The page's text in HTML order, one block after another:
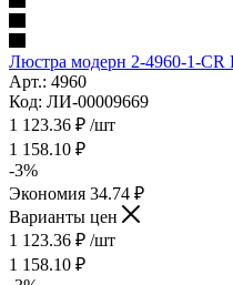
Люстра модерн 2-4960-1-CR
Арт.: 4960
Код: ЛИ-00009669
1 123.36 ₽ /шт
1 158.10 ₽
-3%
Экономия 34.74 ₽
Варианты цен
1 123.36 ₽ /шт
1 158.10 ₽